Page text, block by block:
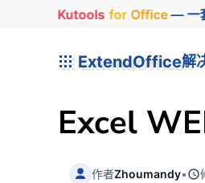
Kutools for Office— 一
ExtendOffice解
Excel
作者Zhoumandy•